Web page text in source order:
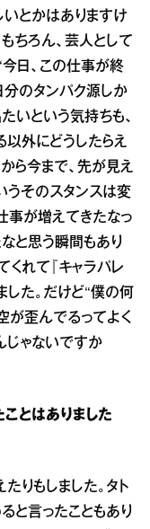
とかはありますけ
ちろん、芸人として
日、この仕事が終
分のタンパク源しか
いという気持ちも、
以外にどうしたらえ
ら今まで、先が見え
うそのスタンスは変
事が増えてきたなっ
と思う瞬間もあり
くれて『キャラパレ
した。だけど“僕の何
が歪んでるってよく
じゃないですか
とはありました
りもしました。タト
と言ったこともあり